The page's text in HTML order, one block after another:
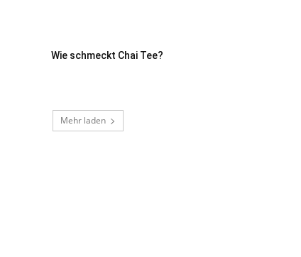
Wie schmeckt Chai Tee?
Mehr laden